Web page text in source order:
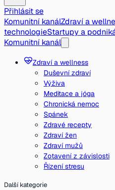
Přihlásit se
Komunitní kanálZdraví a
technologieStartupy a
Komunitní kanál
Zdraví a wellness
Duševní zdraví
Výživa
Meditace a jóga
Chronická nemoc
Spánek
Zdravé recepty
Zdraví žen
Zdraví mužů
Zotavení z závislosti
Řízení stresu
Další kategorie